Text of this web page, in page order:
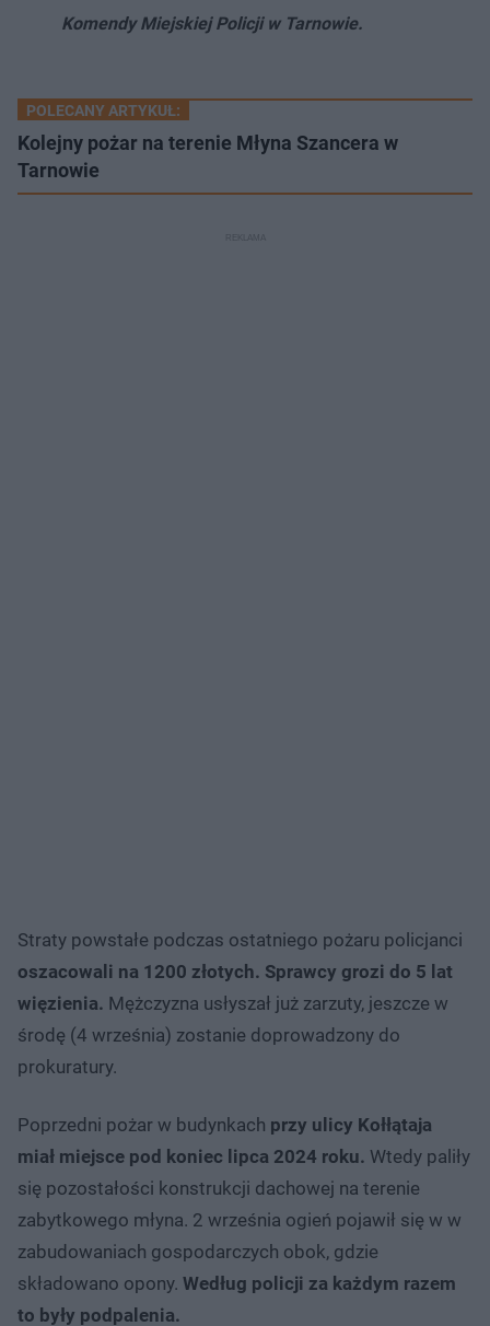
Komendy Miejskiej Policji w Tarnowie.
POLECANY ARTYKUŁ:
Kolejny pożar na terenie Młyna Szancera w
Tarnowie
Straty powstałe podczas ostatniego pożaru policjanci
oszacowali na 1200 złotych. Sprawcy grozi do 5 lat
więzienia. Mężczyzna usłyszał już zarzuty, jeszcze w
środę (4 września) zostanie doprowadzony do
prokuratury.
Poprzedni pożar w budynkach przy ulicy Kołłątaja
miał miejsce pod koniec lipca 2024 roku. Wtedy paliły
się pozostałości konstrukcji dachowej na terenie
zabytkowego młyna. 2 września ogień pojawił się w w
zabudowaniach gospodarczych obok, gdzie
składowano opony. Według policji za każdym razem
to były podpalenia.